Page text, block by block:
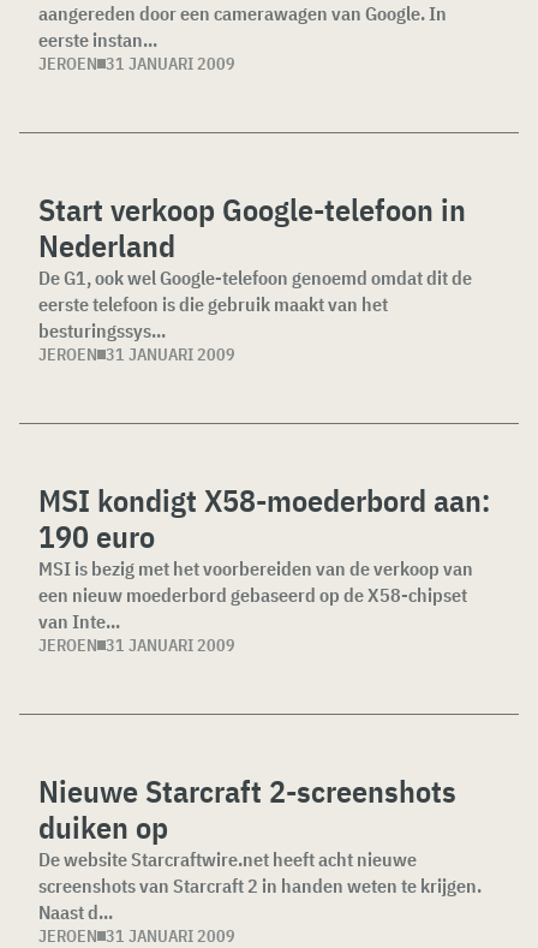
aangereden door een camerawagen van Google. In
eerste instan...
JEROEN 31 JANUARI 2009
Start verkoop Google-telefoon in
Nederland
De G1, ook wel Google-telefoon genoemd omdat dit de
eerste telefoon is die gebruik maakt van het
besturingssys...
JEROEN 31 JANUARI 2009
MSI kondigt X58-moederbord aan:
190 euro
MSI is bezig met het voorbereiden van de verkoop van
een nieuw moederbord gebaseerd op de X58-chipset
van Inte...
JEROEN 31 JANUARI 2009
Nieuwe Starcraft 2-screenshots
duiken op
De website Starcraftwire.net heeft acht nieuwe
screenshots van Starcraft 2 in handen weten te krijgen.
Naast d...
JEROEN 31 JANUARI 2009